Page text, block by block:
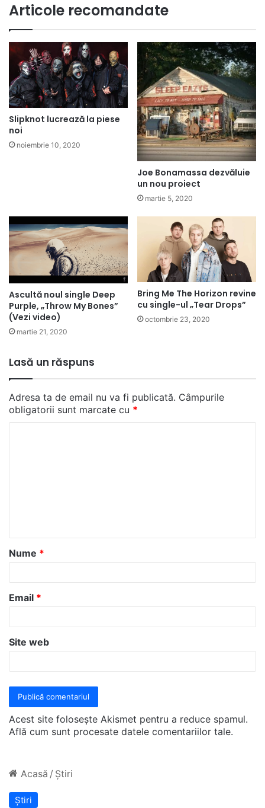
Articole recomandate
Slipknot lucrează la piese
noi
noiembrie 10, 2020
Joe Bonamassa dezvăluie
un nou proiect
martie 5, 2020
Ascultă noul single Deep
Purple, „Throw My Bones”
(Vezi video)
martie 21, 2020
Bring Me The Horizon revine
cu single-ul „Tear Drops”
octombrie 23, 2020
Lasă un răspuns
Adresa ta de email nu va fi publicată. Câmpurile
obligatorii sunt marcate cu *
a
r
u
*
Nume *
Email *
Site web
Acest site folosește Akismet pentru a reduce spamul.
Află cum sunt procesate datele comentariilor tale.